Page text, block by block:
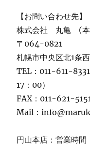
【お問い合わせ先】
株式会社 丸亀 (本
〒064-0821
札幌市中央区北1条
TEL：011-611-
17：00）
FAX：011-621-5151
Mail：
円山本店：営業時